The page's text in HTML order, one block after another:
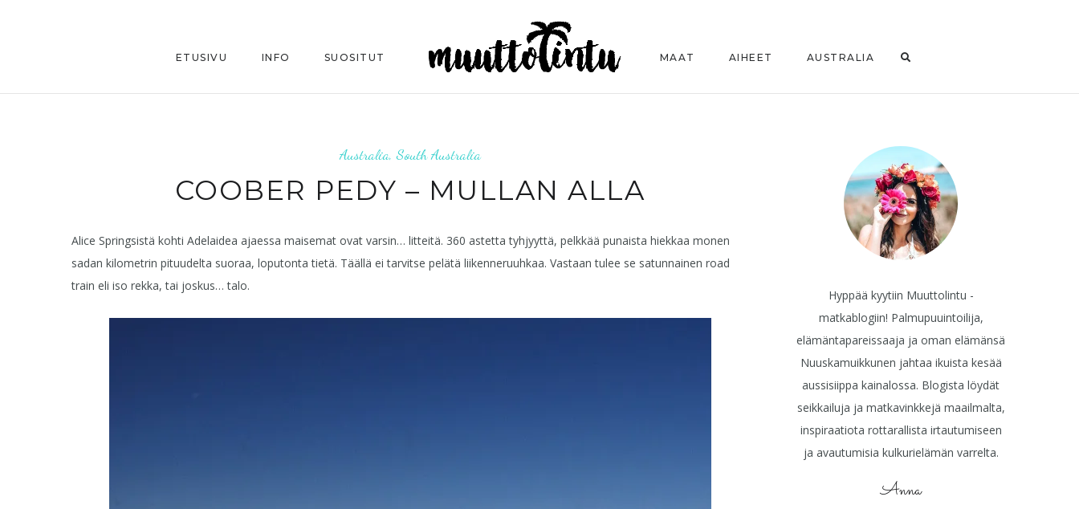
ETUSIVU INFO SUOSITUT MAAT AIHEET AUSTRALIA
Australia,South Australia
COOBER PEDY – MULLAN ALLA
Alice Springsistä kohti Adelaidea ajaessa maisemat ovat varsin… litteitä. 360 astetta tyhjyyttä, pelkkää punaista hiekkaa monen
sadan kilometrin pituudelta suoraa, loputonta tietä. Täällä ei tarvitse pelätä liikenneruuhkaa. Vastaan tulee se satunnainen road
train eli iso rekka, tai joskus… talo.
Hyppää kyytiin Muuttolintu -
matkablogiin! Palmupuuintoilija,
elämäntapareissaaja ja oman elämänsä
Nuuskamuikkunen jahtaa ikuista kesää
aussisiippa kainalossa. Blogista löydät
seikkailuja ja matkavinkkejä maailmalta,
inspiraatiota rottarallista irtautumiseen
ja avautumisia kulkurielämän varrelta.
Anna